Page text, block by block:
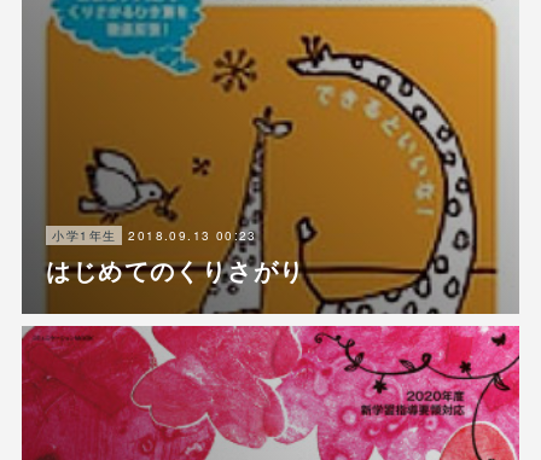
小学1年生 2018.09.13 00:23
はじめてのくりさがり